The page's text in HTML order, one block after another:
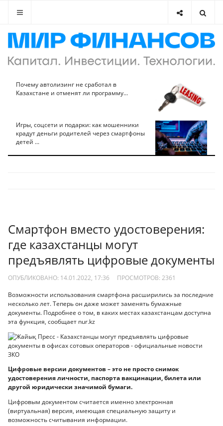
Почему автолизинг не сработал в
Казахстане и отменят ли программу...
Игры, соцсети и подарки: как мошенники
крадут деньги родителей через смартфоны
детей ...
Смартфон вместо удостоверения:
где казахстанцы могут
предъявлять цифровые документы
ОПУБЛИКОВАНО: 14.01.2022, 17:36 ПРОСМОТРОВ: 2361
Возможности использования смартфона расширились за последние
несколько лет. Теперь он даже может заменять бумажные
документы. Подробнее о том, в каких местах казахстанцам доступна
эта функция, сообщает nur.kz
Цифровые версии документов – это не просто снимок
удостоверения личности, паспорта вакцинации, билета или
другой юридически значимой бумаги.
Цифровым документом считается именно электронная
(виртуальная) версия, имеющая специальную защиту и
возможность считывания информации.